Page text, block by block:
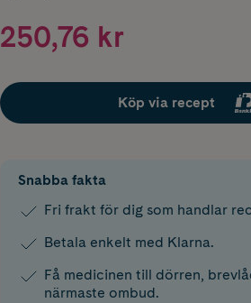
250,76 kr
Köp via recept
Snabba fakta
Fri frakt för dig som handlar
Betala enkelt med Klarna.
Få medicinen till dörren,
närmaste ombud.